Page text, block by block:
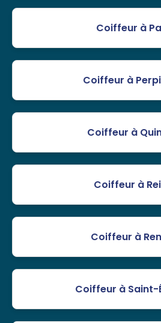
Coiffeur à
Coiffeur à
Coiffeur à
Coiffeur à
Coiffeur à
Coiffeur à Saint-